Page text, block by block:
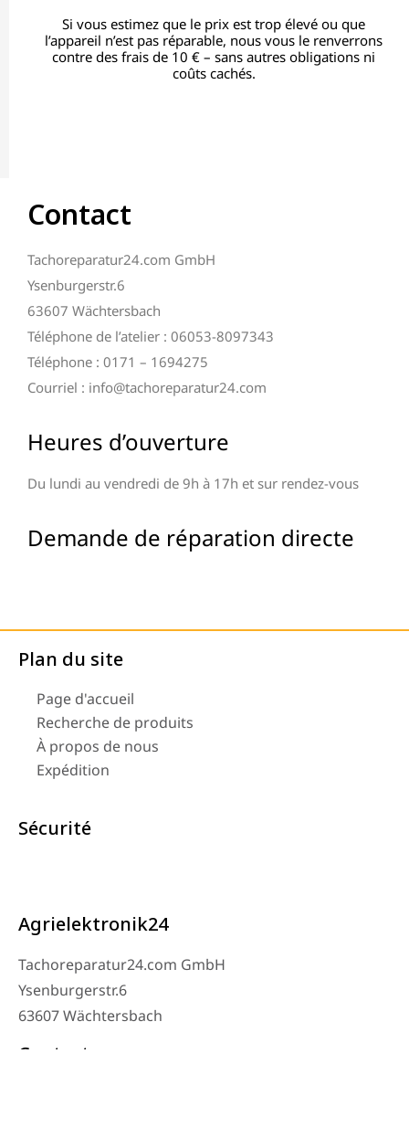
Si vous estimez que le prix est trop élevé ou que
l’appareil n’est pas réparable, nous vous le renverrons
contre des frais de 10 € – sans autres obligations ni
coûts cachés.
Contact
Tachoreparatur24.com GmbH
Ysenburgerstr.6
63607 Wächtersbach
Téléphone de l’atelier : 06053-8097343
Téléphone : 0171 – 1694275
Courriel : info@tachoreparatur24.com
Heures d’ouverture
Du lundi au vendredi de 9h à 17h et sur rendez-vous
Demande de réparation directe
Plan du site
Page d'accueil
Recherche de produits
À propos de nous
Expédition
Sécurité
Agrielektronik24
Tachoreparatur24.com GmbH
Ysenburgerstr.6
63607 Wächtersbach
Contact